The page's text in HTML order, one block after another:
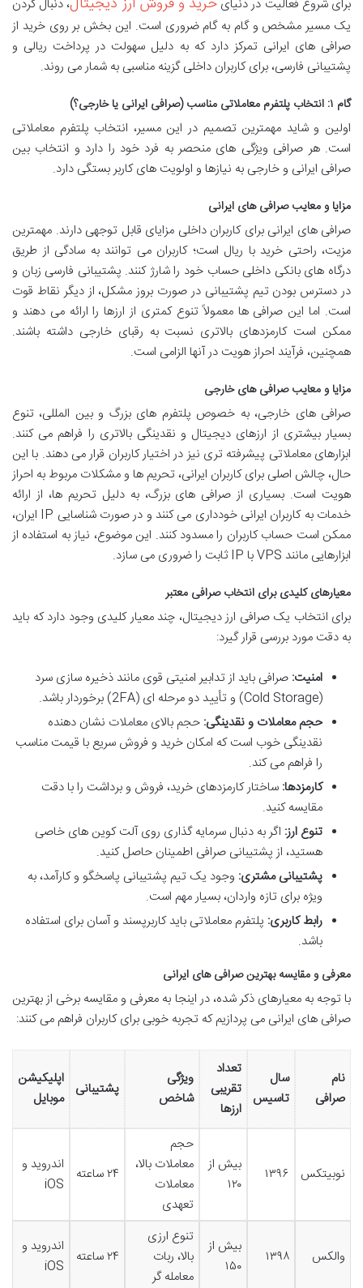
برای شروع فعالیت در دنیای
، دنبال کردن
یک مسیر مشخص و گام به گام ضروری است. این بخش بر روی خرید از
صرافی های ایرانی تمرکز دارد که به دلیل سهولت در پرداخت ریالی و
پشتیبانی فارسی، برای کاربران داخلی گزینه مناسبی به شمار می روند.
گام ۱: انتخاب پلتفرم معاملاتی مناسب (صرافی ایرانی یا خارجی؟)
اولین و شاید مهمترین تصمیم در این مسیر، انتخاب پلتفرم معاملاتی
است. هر صرافی ویژگی های منحصر به فرد خود را دارد و انتخاب بین
صرافی ایرانی و خارجی به نیازها و اولویت های کاربر بستگی دارد.
مزایا و معایب صرافی های ایرانی
صرافی های ایرانی برای کاربران داخلی مزایای قابل توجهی دارند. مهمترین
مزیت، راحتی خرید با ریال است؛ کاربران می توانند به سادگی از طریق
درگاه های بانکی داخلی حساب خود را شارژ کنند. پشتیبانی فارسی زبان و
در دسترس بودن تیم پشتیبانی در صورت بروز مشکل، از دیگر نقاط قوت
است. اما این صرافی ها معمولاً تنوع کمتری از ارزها را ارائه می دهند و
ممکن است کارمزدهای بالاتری نسبت به رقبای خارجی داشته باشند.
همچنین، فرآیند احراز هویت در آنها الزامی است.
مزایا و معایب صرافی های خارجی
صرافی های خارجی، به خصوص پلتفرم های بزرگ و بین المللی، تنوع
بسیار بیشتری از ارزهای دیجیتال و نقدینگی بالاتری را فراهم می کنند.
ابزارهای معاملاتی پیشرفته تری نیز در اختیار کاربران قرار می دهند. با این
حال، چالش اصلی برای کاربران ایرانی، تحریم ها و مشکلات مربوط به احراز
هویت است. بسیاری از صرافی های بزرگ، به دلیل تحریم ها، از ارائه
خدمات به کاربران ایرانی خودداری می کنند و در صورت شناسایی IP ایران،
ممکن است حساب کاربران را مسدود کنند. این موضوع، نیاز به استفاده از
ابزارهایی مانند VPS با IP ثابت را ضروری می سازد.
معیارهای کلیدی برای انتخاب صرافی معتبر
برای انتخاب یک صرافی ارز دیجیتال، چند معیار کلیدی وجود دارد که باید
به دقت مورد بررسی قرار گیرد:
امنیت: صرافی باید از تدابیر امنیتی قوی مانند ذخیره سازی سرد
(Cold Storage) و تأیید دو مرحله ای (2FA) برخوردار باشد.
حجم معاملات و نقدینگی: حجم بالای معاملات نشان دهنده
نقدینگی خوب است که امکان خرید و فروش سریع با قیمت مناسب
را فراهم می کند.
کارمزدها: ساختار کارمزدهای خرید، فروش و برداشت را با دقت
مقایسه کنید.
تنوع ارز: اگر به دنبال سرمایه گذاری روی آلت کوین های خاصی
هستید، از پشتیبانی صرافی اطمینان حاصل کنید.
پشتیبانی مشتری: وجود یک تیم پشتیبانی پاسخگو و کارآمد، به
ویژه برای تازه واردان، بسیار مهم است.
رابط کاربری: پلتفرم معاملاتی باید کاربرپسند و آسان برای استفاده
باشد.
معرفی و مقایسه بهترین صرافی های ایرانی
با توجه به معیارهای ذکر شده، در اینجا به معرفی و مقایسه برخی از بهترین
صرافی های ایرانی می پردازیم که تجربه خوبی برای کاربران فراهم می کنند:
نام
صرافی
سال
تاسیس
تعداد
تقریبی
ارزها
ویژگی
شاخص
پشتیبانی
اپلیکیشن
موبایل
نوبیتکس ۱۳۹۶
بیش از
۱۲۰
حجم
معاملات بالا،
معاملات
تعهدی
۲۴ ساعته
اندروید و
iOS
والکس ۱۳۹۸
بیش از
۱۵۰
تنوع ارزی
بالا، ربات
معامله گر
۲۴ ساعته
اندروید و
iOS